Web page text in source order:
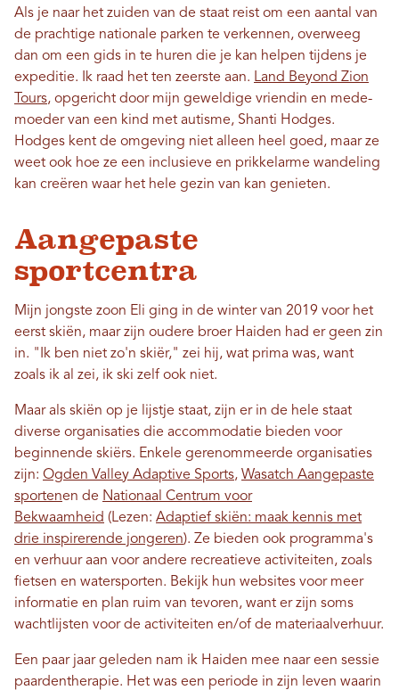
Als je naar het zuiden van de staat reist om een ​​aantal van
de prachtige nationale parken te verkennen, overweeg
dan om een ​​gids in te huren die je kan helpen tijdens je
expeditie. Ik raad het ten zeerste aan. Land Beyond Zion
Tours, opgericht door mijn geweldige vriendin en mede-
moeder van een kind met autisme, Shanti Hodges.
Hodges kent de omgeving niet alleen heel goed, maar ze
weet ook hoe ze een inclusieve en prikkelarme wandeling
kan creëren waar het hele gezin van kan genieten.
Aangepaste
sportcentra
Mijn jongste zoon Eli ging in de winter van 2019 voor het
eerst skiën, maar zijn oudere broer Haiden had er geen zin
in. "Ik ben niet zo'n skiër," zei hij, wat prima was, want
zoals ik al zei, ik ski zelf ook niet.
Maar als skiën op je lijstje staat, zijn er in de hele staat
diverse organisaties die accommodatie bieden voor
beginnende skiërs. Enkele gerenommeerde organisaties
zijn: Ogden Valley Adaptive Sports, Wasatch Aangepaste
sportenen de Nationaal Centrum voor
Bekwaamheid (Lezen: Adaptief skiën: maak kennis met
drie inspirerende jongeren). Ze bieden ook programma's
en verhuur aan voor andere recreatieve activiteiten, zoals
fietsen en watersporten. Bekijk hun websites voor meer
informatie en plan ruim van tevoren, want er zijn soms
wachtlijsten voor de activiteiten en/of de materiaalverhuur.
Een paar jaar geleden nam ik Haiden mee naar een sessie
paardentherapie. Het was een periode in zijn leven waarin